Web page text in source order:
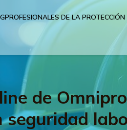
PROFESIONALES DE LA PROTECCIÓN
de
seguridad